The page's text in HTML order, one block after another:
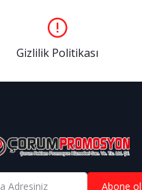
Gizlilik Politikası
Abone ol